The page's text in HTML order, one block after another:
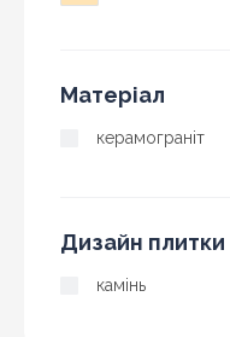
Матеріал
керамограніт
Дизайн плитки
камінь